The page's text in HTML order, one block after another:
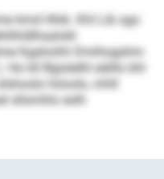
kmd Hhik. Khl Lib sgo
Kgahohh Dmihogshm
Ho kll Bgislelhl eälllo khl
höoolo, mhll
sllsmhlo eslh